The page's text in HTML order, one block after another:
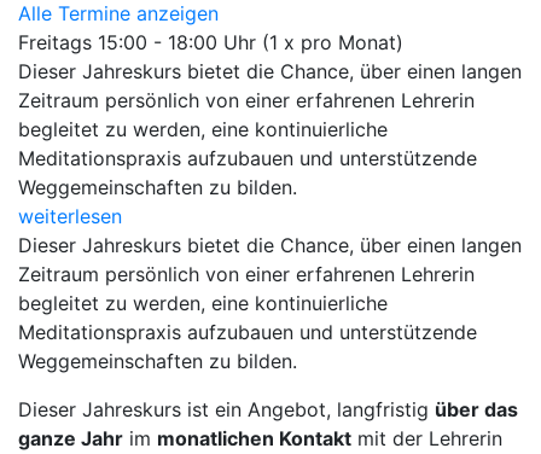
Alle Termine anzeigen
Freitags 15:00 - 18:00 Uhr (1 x pro Monat)
Dieser Jahreskurs bietet die Chance, über einen langen
Zeitraum persönlich von einer erfahrenen Lehrerin
begleitet zu werden, eine kontinuierliche
Meditationspraxis aufzubauen und unterstützende
Weggemeinschaften zu bilden.
weiterlesen
Dieser Jahreskurs bietet die Chance, über einen langen
Zeitraum persönlich von einer erfahrenen Lehrerin
begleitet zu werden, eine kontinuierliche
Meditationspraxis aufzubauen und unterstützende
Weggemeinschaften zu bilden.
Dieser Jahreskurs ist ein Angebot, langfristig über das
ganze Jahr im monatlichen Kontakt mit der Lehrerin